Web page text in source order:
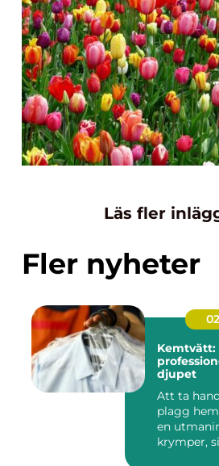
Läs fler
Fler nyheter
Kemtvätt:
djupet
Att ta
plagg
en
krymper,